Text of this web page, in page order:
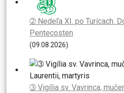
➁ Nedeľa XI. po Turícach.
Pentecosten
(09.08.2026)
➂ Vigília sv. Vavrinca,